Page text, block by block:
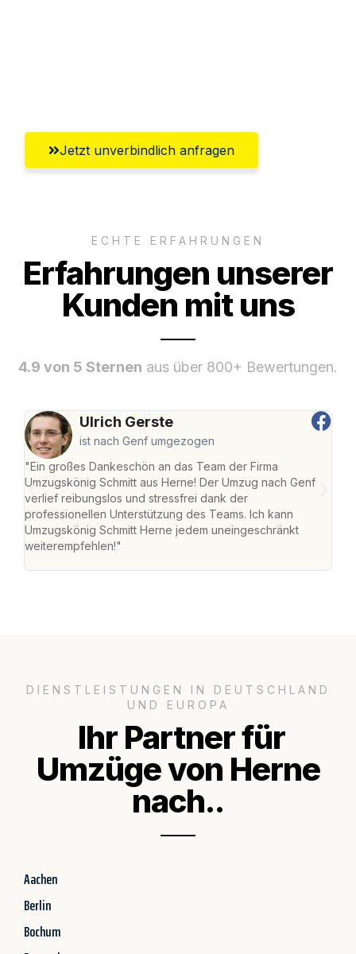
Jetzt unverbindlich anfragen
ECHTE ERFAHRUNGEN
Erfahrungen unserer
Kunden mit uns
4.9 von 5 Sternen aus über 800+ Bewertungen.
Ulrich Gerste
ist nach Genf umgezogen
"Ein großes Dankeschön an das Team der Firma
Umzugskönig Schmitt aus Herne! Der Umzug nach Genf
verlief reibungslos und stressfrei dank der
professionellen Unterstützung des Teams. Ich kann
Umzugskönig Schmitt Herne jedem uneingeschränkt
weiterempfehlen!"
DIENSTLEISTUNGEN IN DEUTSCHLAND
UND EUROPA
Ihr Partner für
Umzüge von Herne
nach..
Aachen
Berlin
Bochum